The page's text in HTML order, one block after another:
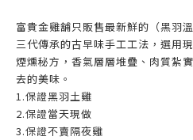
富貴金雞舖只販售最新鮮的（黑羽溫
三代傳承的古早味手工工法，選用
煙燻秘方，香氣層層堆疊、肉質紮
去的美味。
1.保證黑羽土雞
2.保證當天現做
3.保證不賣隔夜雞